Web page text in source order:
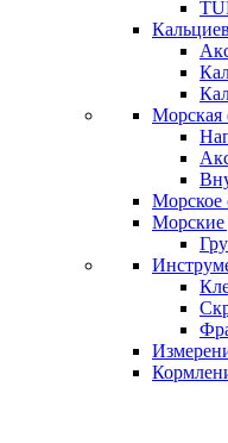
Морская
Морское
Морские